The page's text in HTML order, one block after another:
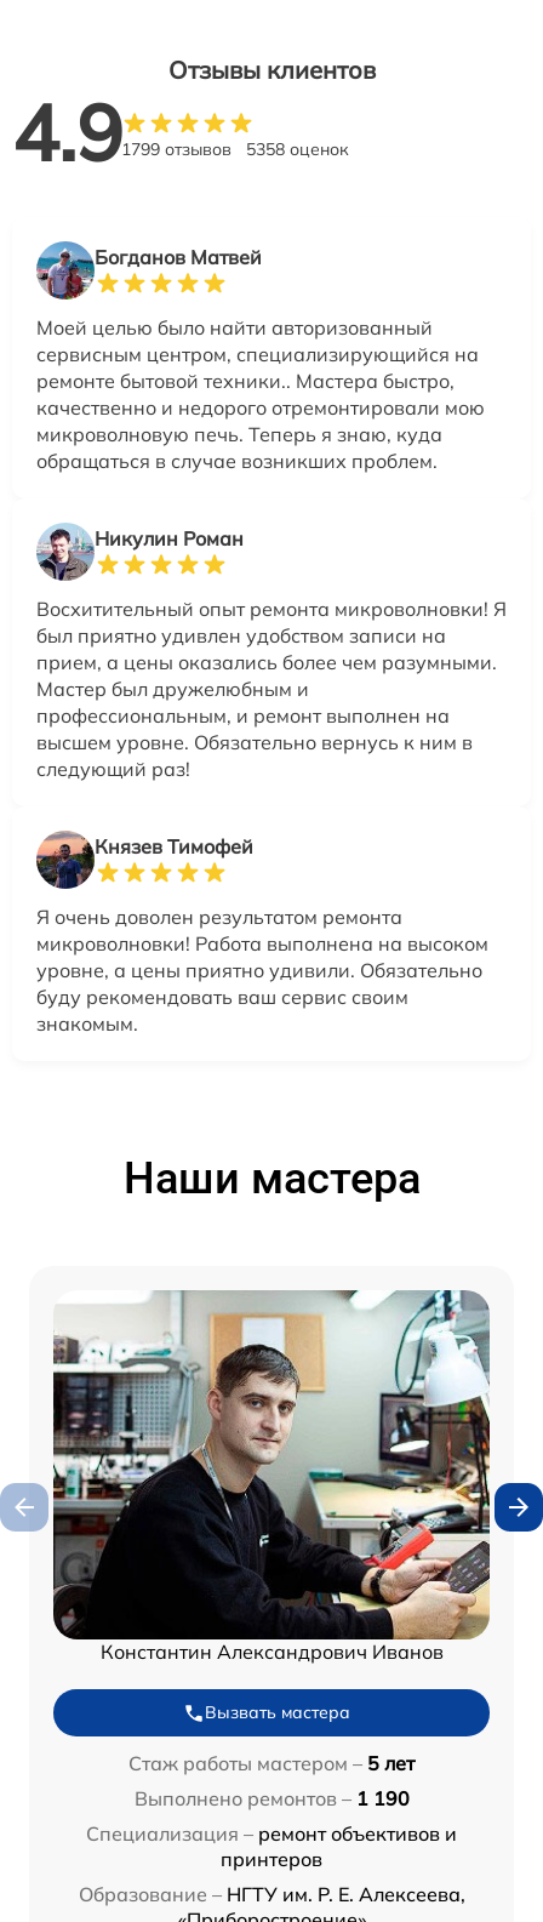
Отзывы клиентов
4.91799 отзывов 5358 оценок
Богданов Матвей
Моей целью было найти авторизованный
сервисным центром, специализирующийся на
ремонте бытовой техники.. Мастера быстро,
качественно и недорого отремонтировали мою
микроволновую печь. Теперь я знаю, куда
обращаться в случае возникших проблем.
Никулин Роман
Восхитительный опыт ремонта микроволновки! Я
был приятно удивлен удобством записи на
прием, а цены оказались более чем разумными.
Мастер был дружелюбным и
профессиональным, и ремонт выполнен на
высшем уровне. Обязательно вернусь к ним в
следующий раз!
Князев Тимофей
Я очень доволен результатом ремонта
микроволновки! Работа выполнена на высоком
уровне, а цены приятно удивили. Обязательно
буду рекомендовать ваш сервис своим
знакомым.
Наши мастера
Константин Александрович Иванов
Вызвать мастера
Стаж работы мастером – 5 лет
Выполнено ремонтов – 1 190
Специализация – ремонт объективов и
принтеров
Образование – НГТУ им. Р. Е. Алексеева,